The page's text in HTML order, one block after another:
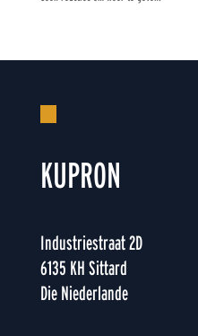
KUPRON
Industriestraat 2D
6135 KH Sittard
Die Niederlande